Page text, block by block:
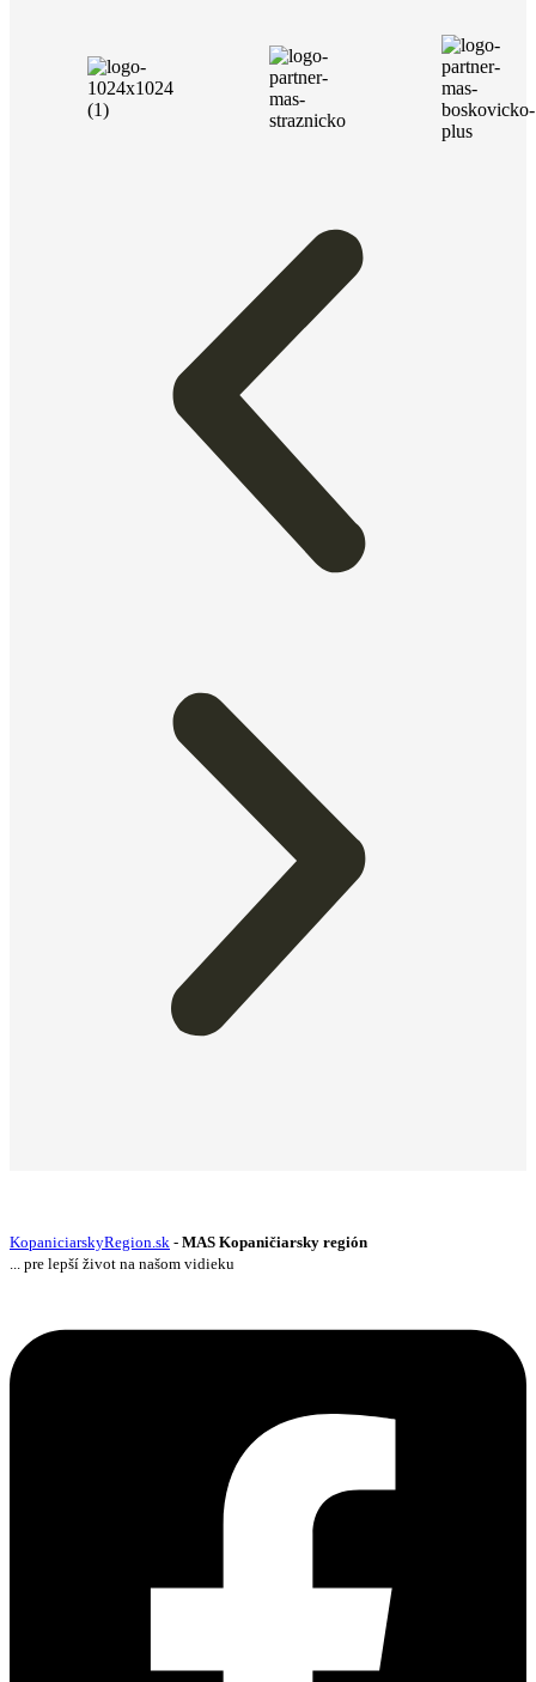
KopaniciarskyRegion.sk - MAS Kopaničiarsky región
... pre lepší život na našom vidieku